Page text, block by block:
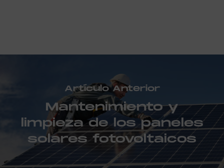
Artículo Anterior
Mantenimiento y
limpieza de los paneles
solares fotovoltaicos